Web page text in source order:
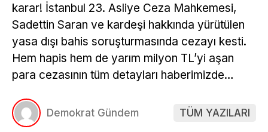
karar! İstanbul 23. Asliye Ceza Mahkemesi,
Sadettin Saran ve kardeşi hakkında yürütülen
yasa dışı bahis soruşturmasında cezayı kesti.
Hem hapis hem de yarım milyon TL’yi aşan
para cezasının tüm detayları haberimizde…
Demokrat Gündem TÜM YAZILARI